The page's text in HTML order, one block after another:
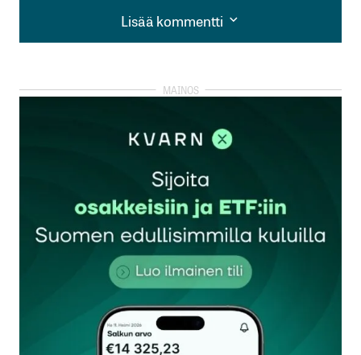
Lisää kommentti
Lisää kommentti
kirjautua
rekisteröityä
Sähköpostiosoitettasi ei julkaista.Pakolliset
kentät on merkitty*
Kommentti*